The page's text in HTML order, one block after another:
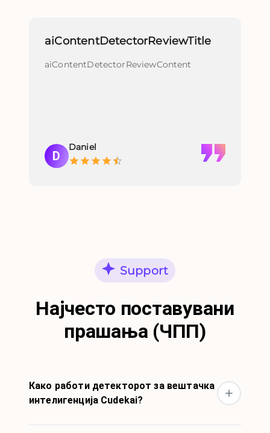
aiContentDetectorReviewTitle
aiContentDetectorReviewContent
D
Daniel
Support
Најчесто поставувани
прашања (ЧПП)
Како работи детекторот за вештачка
интелигенција Cudekai?